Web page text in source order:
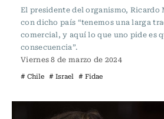
El presidente del organismo, Ricardo
con dicho país “tenemos una larga
comercial, y aquí lo que uno pide es
consecuencia”.
Viernes 8 de marzo de 2024
# Chile # Israel # Fidae